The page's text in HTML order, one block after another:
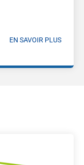
EN SAVOIR PLUS